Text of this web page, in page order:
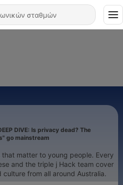
DIVE: Is privacy dead? The
go mainstream
matter to young people. Every
and the triple j Hack team cover
from all around Australia.